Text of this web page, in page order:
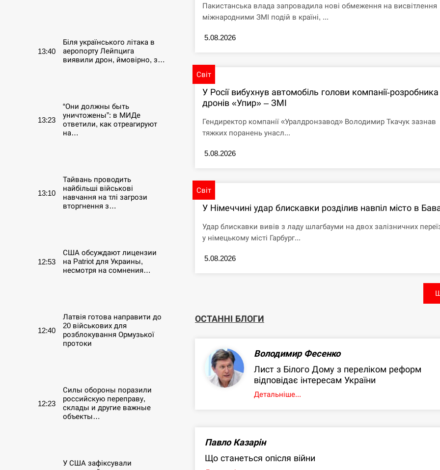
13:40
Біля українського літака в
аеропорту Лейпцига
виявили дрон, ймовірно, з…
13:23
“Они должны быть
уничтожены”: в МИДе
ответили, как отреагируют
на…
13:10
Тайвань проводить
найбільші військові
навчання на тлі загрози
вторгнення з…
12:53
США обсуждают лицензии
на Patriot для Украины,
несмотря на сомнения…
12:40
Латвія готова направити до
20 військових для
розблокування Ормузької
протоки
12:23
Силы обороны поразили
российскую переправу,
склады и другие важные
объекты…
У США зафіксували
Пакистанська влада запровадила нові обмеження на висвітлення
міжнародними ЗМІ подій в країні, ...
5.08.2026
Світ
У Росії вибухнув автомобіль голови компанії-розробника
дронів «Упир» – ЗМІ
Гендиректор компанії «Уралдронзавод» Володимир Ткачук зазнав
тяжких поранень унасл...
5.08.2026
Світ
У Німеччині удар блискавки розділив навпіл місто в
Удар блискавки вивів з ладу шлагбауми на двох залізничних
у німецькому місті Гарбург...
5.08.2026
ОСТАННІ БЛОГИ
Володимир Фесенко
Лист з Білого Дому з переліком реформ
відповідає інтересам України
Детальніше...
Павло Казарін
Що станеться опісля війни